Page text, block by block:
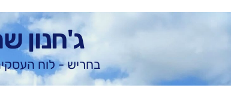
ג'חנון
בחריש - לוח